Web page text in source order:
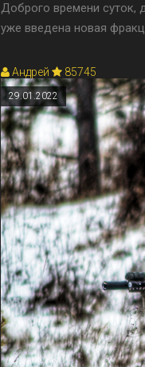
Доброго времени суток,
уже введена новая
Андрей 85745
29.01.2022